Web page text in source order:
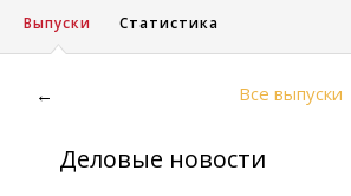
Выпуски Статистика
← Все выпуски
Деловые новости